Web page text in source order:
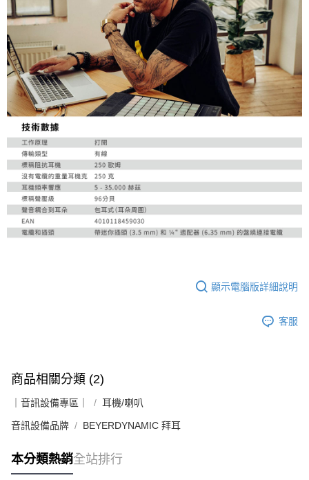
顯示電腦版詳細說明
客服
商品相關分類 (2)
｜音訊設備專區｜ 耳機/喇叭
音訊設備品牌 BEYERDYNAMIC 拜耳
本分類熱銷全站排行